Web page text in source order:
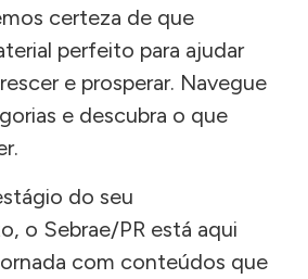
certeza de que
perfeito para ajudar
e prosperar. Navegue
e descubra o que
do seu
o Sebrae/PR está aqui
com conteúdos que